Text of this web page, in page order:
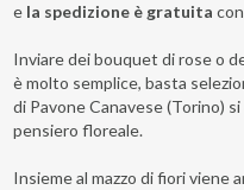
e la spedizione è gratuita con
Inviare dei bouquet di rose o
è molto semplice, basta
di Pavone Canavese (Torino)
pensiero floreale.
Insieme al mazzo di fiori